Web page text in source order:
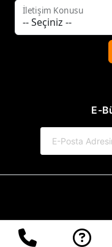
İletişim Konusu
E-